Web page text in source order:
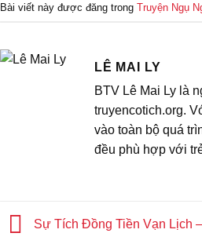
Bài viết này được đăng trong Truyện Ngụ
LÊ MAI LY
BTV Lê Mai Ly là
truyencotich.org.
vào toàn bộ quá
đều phù hợp với
Sự Tích Đồng Tiền Vạn Lịch